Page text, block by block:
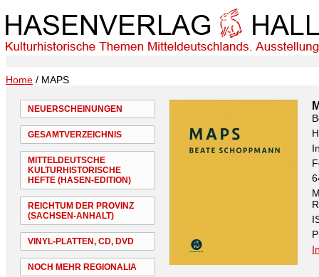
Home / MAPS
NEUERSCHEINUNGEN
GESAMTVERZEICHNIS
MITTELDEUTSCHE
KULTURHISTORISCHE
HEFTE (HASEN-EDITION)
REICHTUM DER PROVINZ
(SACHSEN-ANHALT)
VINYL-PLATTEN, CD, DVD
NOCH MEHR REGIONALIA